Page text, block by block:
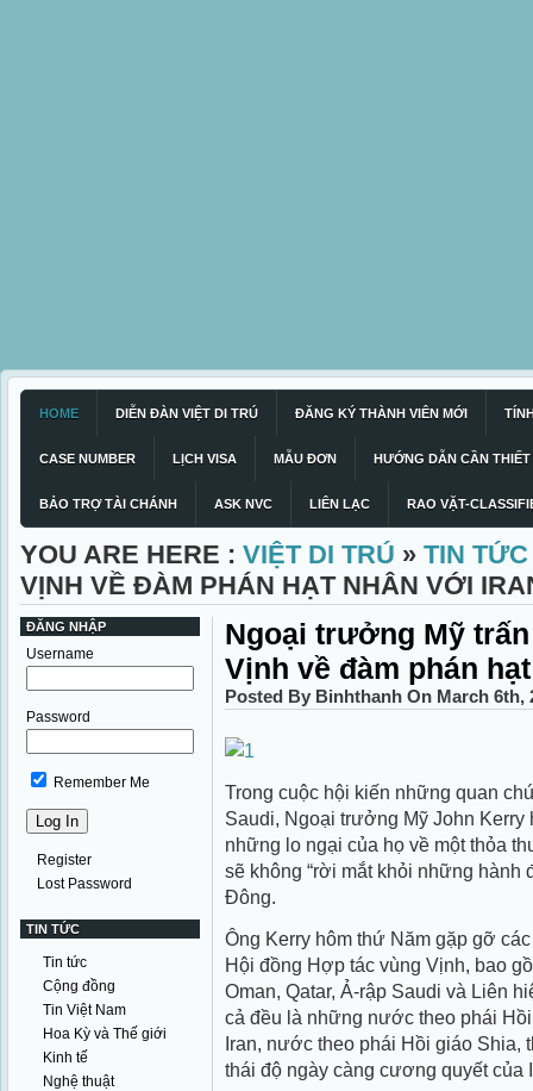
HOME DIỄN ĐÀN VIỆT DI TRÚ ĐĂNG KÝ THÀNH VIÊN MỚI
CASE NUMBER LỊCH VISA MẪU ĐƠN HƯỚNG DẪN CẦN THIẾT
BẢO TRỢ TÀI CHÁNH ASK NVC LIÊN LẠC RAO VẶT-
YOU ARE HERE : VIỆT DI TRÚ » TIN TỨC
VỊNH VỀ ĐÀM PHÁN HẠT NHÂN VỚI
ĐĂNG NHẬP
Username
Password
Remember Me
Register
Lost Password
TIN TỨC
Tin tức
Cộng đồng
Tin Việt Nam
Hoa Kỳ và Thế giới
Kinh tế
Nghệ thuật
Ngoại trưởng Mỹ
Vịnh về đàm phán
Posted By Binhthanh On March 6th,
Trong cuộc hội kiến những quan
Saudi, Ngoại trưởng Mỹ John
những lo ngại của họ về một thỏa
sẽ không “rời mắt khỏi những hành
Đông.
Ông Kerry hôm thứ Năm gặp gỡ
Hội đồng Hợp tác vùng Vịnh, bao
Oman, Qatar, Ả-rập Saudi và Liên
cả đều là những nước theo phái
Iran, nước theo phái Hồi giáo Shia,
thái độ ngày càng cương quyết của